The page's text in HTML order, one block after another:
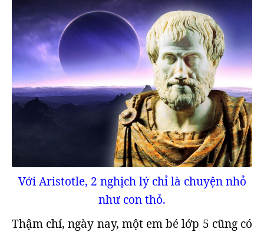
Với Aristotle, 2 nghịch lý chỉ là chuyện nhỏ
như con thỏ.
Thậm chí, ngày nay, một em bé lớp 5 cũng có